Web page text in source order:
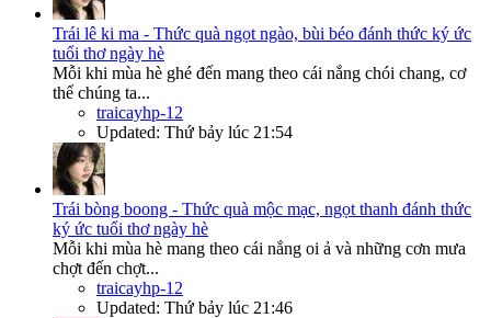
Trái lê ki ma - Thức quà ngọt ngào, bùi béo đánh thức ký ức
tuổi thơ ngày hè
Mỗi khi mùa hè ghé đến mang theo cái nắng chói chang, cơ
thể chúng ta...
traicayhp-12
Updated: Thứ bảy lúc 21:54
Trái bòng boong - Thức quà mộc mạc, ngọt thanh đánh thức
ký ức tuổi thơ ngày hè
Mỗi khi mùa hè mang theo cái nắng oi ả và những cơn mưa
chợt đến chợt...
traicayhp-12
Updated: Thứ bảy lúc 21:46